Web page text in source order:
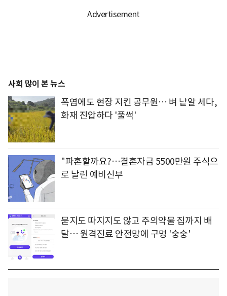
사회 많이 본 뉴스
폭염에도 현장 지킨 공무원… 벼 낱알 세다,
화재 진압하다 '풀썩'
"파혼할까요?…결혼자금 5500만원 주식으
로 날린 예비신부
묻지도 따지지도 않고 주의약물 집까지 배
달… 원격진료 안전망에 구멍 '숭숭'